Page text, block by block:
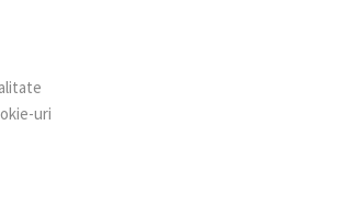
uri